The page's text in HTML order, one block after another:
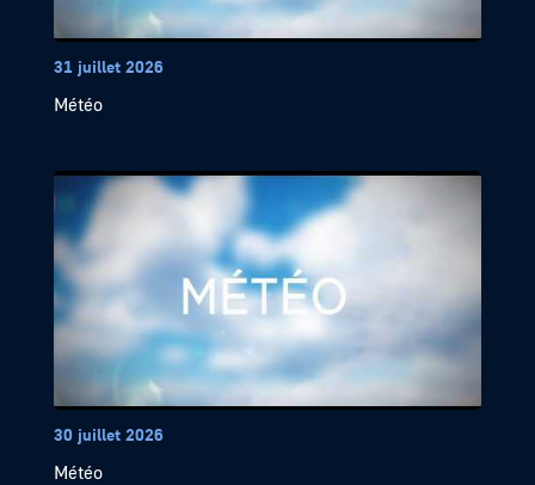
31 juillet 2026
Météo
30 juillet 2026
Météo